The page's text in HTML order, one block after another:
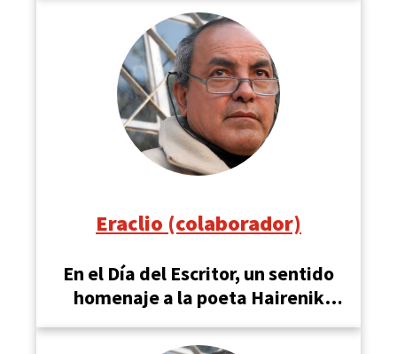
Eraclio (colaborador)
En el Día del Escritor, un sentido
homenaje a la poeta Hairenik
Eliazarián de Aramayo